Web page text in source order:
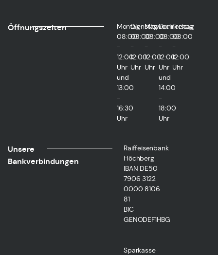
Öffnungszeiten
Montag
08:00
-
12:00
Uhr
und
13:00
-
16:30
Uhr
Dienstag
08:00
-
12:00
Uhr
Mittwoch
08:00
-
12:00
Uhr
Donnerstag
08:00
-
12:00
Uhr
und
14:00
-
18:00
Uhr
Freitag
08:00
-
12:00
Uhr
Unsere
Bankverbindungen
Raiffeisenbank
Höchberg
IBAN DE50
7906 3122
0000 8106
81
BIC
GENODEF1HBG
Sparkasse